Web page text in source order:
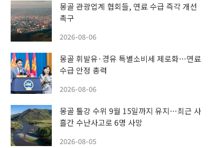
몽골 관광업계 협회들, 연료 수급 즉각 개선
촉구
2026-08-06
몽골 휘발유·경유 특별소비세 제로화…연료
수급 안정 총력
2026-08-06
몽골 툴강 수위 9월 15일까지 유지…최근 사
흘간 수난사고로 6명 사망
2026-08-05